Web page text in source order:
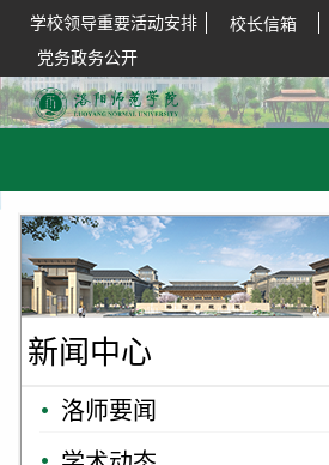
学校领导重要活动安排
校长信箱
党务政务公开
新闻中心
洛师要闻